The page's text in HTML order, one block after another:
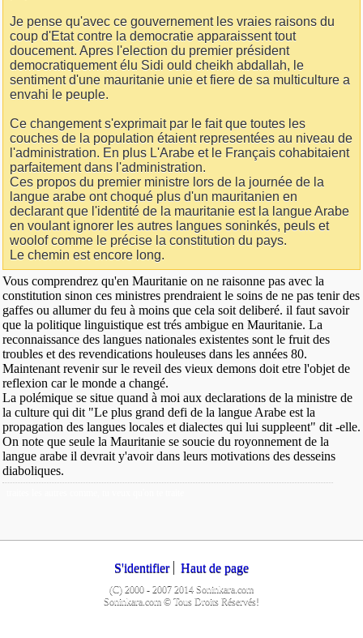
Je pense qu'avec ce gouvernement les vraies raisons du
coup d'Etat contre la democratie apparaissent tout
doucement. Apres l'election du premier président
democratiquement élu Sidi ould cheikh abdallah, le
sentiment d'une mauritanie unie et fiere de sa multiculture a
envahi le peuple.
Ce changement s'exprimait par le fait que toutes les
couches de la population étaient representées au niveau de
l'administration. En plus L'Arabe et le Français cohabitaient
parfaitement dans l'administration.
Ces propos du premier ministre lors de la journée de la
langue arabe ont choqué plus d'un mauritanien en
declarant que l'identité de la mauritanie est la langue Arabe
en voulant ignorer les autres langues soninkés, peuls et
woolof comme le précise la constitution du pays.
Le chemin est encore long.
Vous comprendrez qu'en Mauritanie on ne raisonne pas avec la
constitution sinon ces ministres prendraient le soins de ne pas tenir des
gaffes ou allumer du feu à moins que cela soit deliberé. il faut savoir
que la politique linguistique est trés ambigue en Mauritanie. La
reconnaissance des langues nationales existentes sont le fruit des
troubles et des revendications houleuses dans les années 80.
Maintenant revenir sur le reveil des vieux demons doit etre l'objet de
reflexion car le monde a changé.
La polémique se situe quand à moi aux declarations de la ministre de
la culture qui dit "Le plus grand defi de la langue Arabe est la
propagation des langues locales et dialectes qui lui suppleent" dit -elle.
On note que seule la Mauritanie se soucie du royonnement de la
langue arabe il devrait y'avoir dans leurs motivations des desseins
diaboliques.
S'identifier Haut de page
(C) 2000 - 2007 2014 Soninkara.com
Soninkara.com © Tous Droits Réservés!